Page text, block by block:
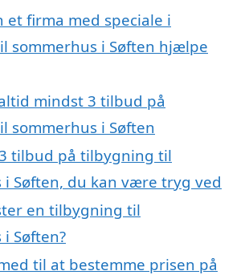
et firma med speciale i
sommerhus i Søften hjælpe
mindst 3 tilbud på
sommerhus i Søften
tilbud på tilbygning til
i Søften, du kan være tryg ved
en tilbygning til
Søften?
til at bestemme prisen på